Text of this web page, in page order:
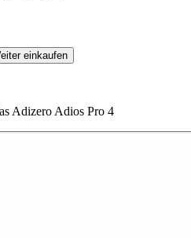
einkaufen
Adizero Adios Pro 4